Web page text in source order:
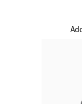
Diapositiva 9 de 20